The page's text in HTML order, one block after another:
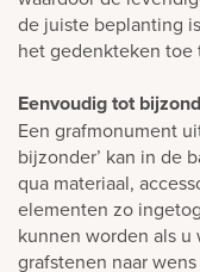
de juiste beplanting
het gedenkteken toe
Eenvoudig tot
Een grafmonument
bijzonder’ kan in de
qua materiaal,
elementen zo
kunnen worden als
grafstenen naar